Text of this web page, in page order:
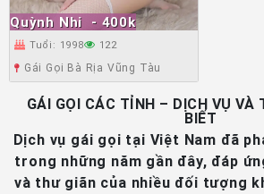
Quỳnh Nhi - 400k
Tuổi: 1998 122
Gái Gọi Bà Rịa Vũng Tàu
GÁI GỌI CÁC TỈNH – DỊCH VỤ VÀ
BIẾT
Dịch vụ gái gọi tại Việt Nam đã
trong những năm gần đây, đáp
và thư giãn của nhiều đối tượng